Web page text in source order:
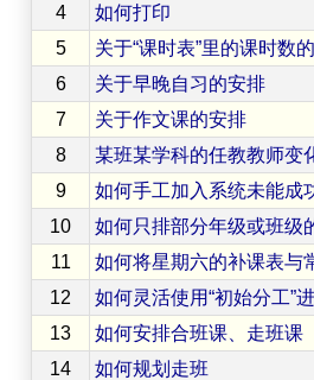
4
如何打印
5
关于“课时表”里的课时数
6
关于早晚自习的安排
7
关于作文课的安排
8
某班某学科的任教教师变
9
如何手工加入系统未能成
10
如何只排部分年级或班级
11
如何将星期六的补课表与
12
如何灵活使用“初始分工”
13
如何安排合班课、走班课
14
如何规划走班